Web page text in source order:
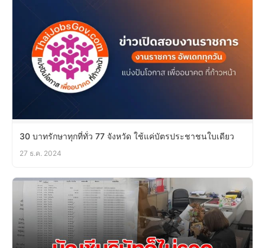
30 บาทรักษาทุกที่ทั่ว 77 จังหวัด ใช้แค่บัตรประชาชนใบเดียว
27 ธ.ค. 2024